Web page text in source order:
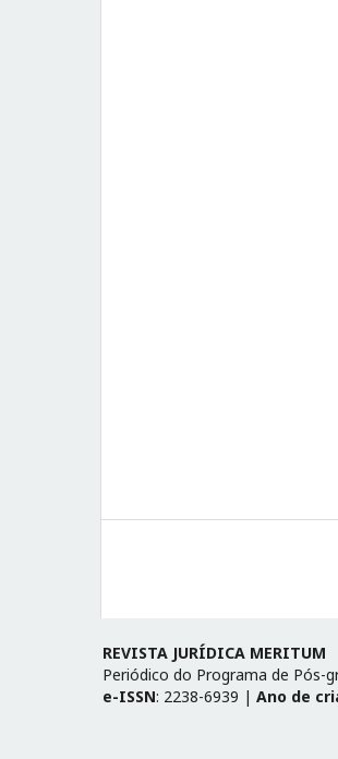
REVISTA JURÍDICA MERITUM
Periódico do Programa de Pós-
e-ISSN: 2238-6939 | Ano de